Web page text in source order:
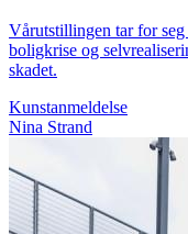
Vårutstillingen tar for seg
boligkrise og
skadet.
Kunstanmeldelse
Nina Strand